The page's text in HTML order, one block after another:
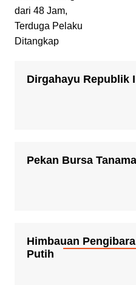
Dirgahayu Republik
Pekan Bursa
Himbauan
Putih